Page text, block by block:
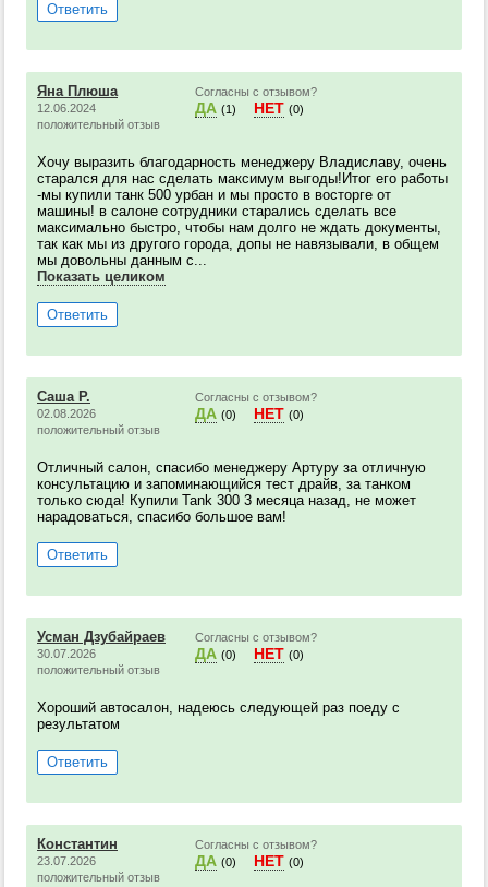
Ответить
Яна Плюша
12.06.2024
положительный отзыв
Согласны с отзывом?
ДА (1) НЕТ (0)
Хочу выразить благодарность менеджеру Владиславу, очень
старался для нас сделать максимум выгоды!Итог его работы
-мы купили танк 500 урбан и мы просто в восторге от
машины! в салоне сотрудники старались сделать все
максимально быстро, чтобы нам долго не ждать документы,
так как мы из другого города, допы не навязывали, в общем
мы довольны данным с...
Показать целиком
Ответить
Саша Р.
02.08.2026
положительный отзыв
Согласны с отзывом?
ДА (0) НЕТ (0)
Отличный салон, спасибо менеджеру Артуру за отличную
консультацию и запоминающийся тест драйв, за танком
только сюда! Купили Tank 300 3 месяца назад, не может
нарадоваться, спасибо большое вам!
Ответить
Усман Дзубайраев
30.07.2026
положительный отзыв
Согласны с отзывом?
ДА (0) НЕТ (0)
Хороший автосалон, надеюсь следующей раз поеду с
результатом
Ответить
Константин
23.07.2026
положительный отзыв
Согласны с отзывом?
ДА (0) НЕТ (0)